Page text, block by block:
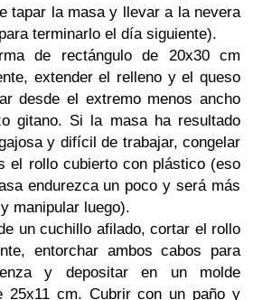
tapar la masa y llevar a la nevera
terminarlo el día siguiente).
de rectángulo de 20x30 cm
extender el relleno y el queso
desde el extremo menos ancho
gitano. Si la masa ha resultado
y difícil de trabajar, congelar
el rollo cubierto con plástico (eso
endurezca un poco y será más
manipular luego).
un cuchillo afilado, cortar el rollo
entorchar ambos cabos para
y depositar en un molde
25x11 cm. Cubrir con un paño y